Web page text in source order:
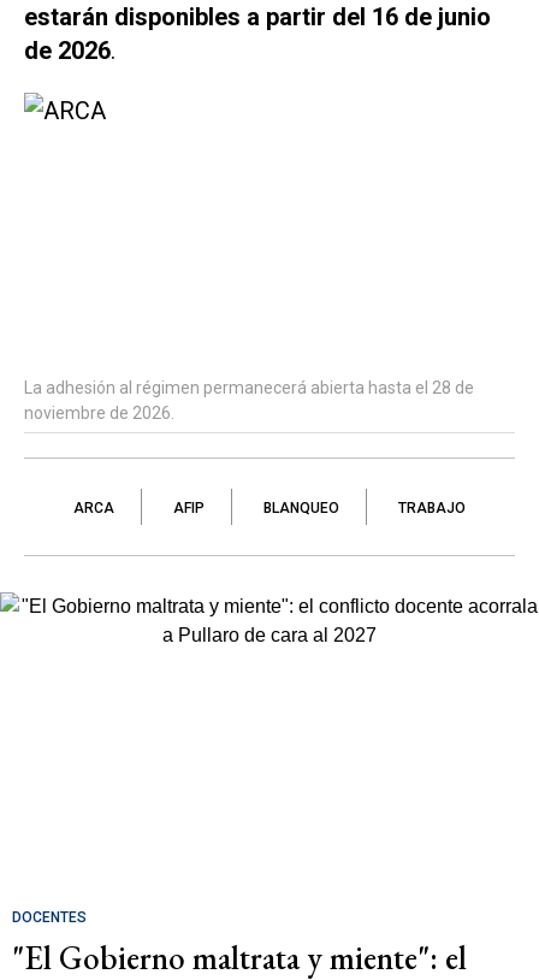
estarán disponibles a partir del 16 de junio
de 2026.
La adhesión al régimen permanecerá abierta hasta el 28 de
noviembre de 2026.
ARCA AFIP BLANQUEO TRABAJO
DOCENTES
"El Gobierno maltrata y miente": el